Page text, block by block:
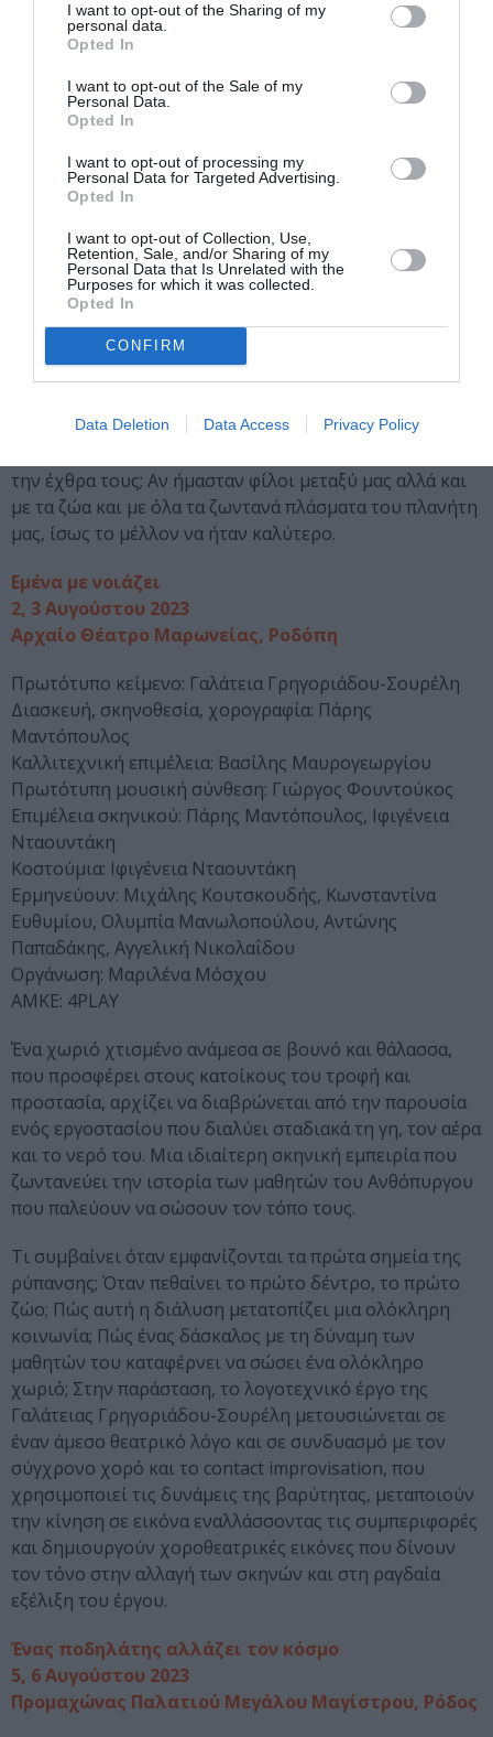
I want to opt-out of the Sharing of my
personal data.
Opted In
I want to opt-out of the Sale of my
Personal Data.
Opted In
I want to opt-out of processing my
Personal Data for Targeted Advertising.
Opted In
I want to opt-out of Collection, Use,
Retention, Sale, and/or Sharing of my
Personal Data that Is Unrelated with the
Purposes for which it was collected.
Opted In
CONFIRM
Data Deletion Data Access Privacy Policy
Μια διαδραστική μουσικοθεατρική παράσταση, το νέο
έργο Εμείς ξέρουμε να κολυμπάμε έρχεται να
εξής: Το 2053 οι πάγοι έχουν λιώσει και όλος ο
πλανήτης έχει βυθιστεί κάτω από το νερό. Μικρές
το Μινωικό Ανάκτορο Ζάκρου. Εκεί φτάνει μια πολική
αρκούδα ψάχνοντας για τροφή. Η Άρτεμις, ένα
να τη σώσει. Με τη βοήθεια μιας μέλισσας, η περιπέτεια
Σε αυτή την ιστορία ο αρκούδος κατηγορεί τους
ανθρώπους για την οικολογική καταστροφή, η μέλισσα
άφηναν να φύγει για να βρει την αρκούδα. Θα
την έχθρα τους; Αν ήμασταν φίλοι μεταξύ μας αλλά και
με τα ζώα και με όλα τα ζωντανά πλάσματα του πλανήτη
μας, ίσως το μέλλον να ήταν καλύτερο.
Εμένα με νοιάζει
2, 3 Αυγούστου 2023
Αρχαίο Θέατρο Μαρωνείας, Ροδόπη
Πρωτότυπο κείμενο: Γαλάτεια Γρηγοριάδου-Σουρέλη
Διασκευή, σκηνοθεσία, χορογραφία: Πάρης
Μαντόπουλος
Καλλιτεχνική επιμέλεια: Βασίλης Μαυρογεωργίου
Πρωτότυπη μουσική σύνθεση: Γιώργος Φουντούκος
Επιμέλεια σκηνικού: Πάρης Μαντόπουλος, Ιφιγένεια
Νταουντάκη
Κοστούμια: Ιφιγένεια Νταουντάκη
Ερμηνεύουν: Μιχάλης Κουτσκουδής, Κωνσταντίνα
Ευθυμίου, Ολυμπία Μανωλοπούλου, Αντώνης
Παπαδάκης, Αγγελική Νικολαΐδου
Οργάνωση: Μαριλένα Μόσχου
ΑΜΚΕ: 4PLAY
Ένα χωριό χτισμένο ανάμεσα σε βουνό και θάλασσα,
που προσφέρει στους κατοίκους του τροφή και
προστασία, αρχίζει να διαβρώνεται από την παρουσία
ενός εργοστασίου που διαλύει σταδιακά τη γη, τον αέρα
και το νερό του. Μια ιδιαίτερη σκηνική εμπειρία που
ζωντανεύει την ιστορία των μαθητών του Ανθόπυργου
που παλεύουν να σώσουν τον τόπο τους.
Τι συμβαίνει όταν εμφανίζονται τα πρώτα σημεία της
ρύπανσης; Όταν πεθαίνει το πρώτο δέντρο, το πρώτο
ζώο; Πώς αυτή η διάλυση μετατοπίζει μια ολόκληρη
κοινωνία; Πώς ένας δάσκαλος με τη δύναμη των
μαθητών του καταφέρνει να σώσει ένα ολόκληρο
χωριό; Στην παράσταση, το λογοτεχνικό έργο της
Γαλάτειας Γρηγοριάδου-Σουρέλη μετουσιώνεται σε
έναν άμεσο θεατρικό λόγο και σε συνδυασμό με τον
σύγχρονο χορό και το contact improvisation, που
χρησιμοποιεί τις δυνάμεις της βαρύτητας, μεταποιούν
την κίνηση σε εικόνα εναλλάσσοντας τις συμπεριφορές
και δημιουργούν χοροθεατρικές εικόνες που δίνουν
τον τόνο στην αλλαγή των σκηνών και στη ραγδαία
εξέλιξη του έργου.
Ένας ποδηλάτης αλλάζει τον κόσμο
5, 6 Αυγούστου 2023
Προμαχώνας Παλατιού Μεγάλου Μαγίστρου, Ρόδος